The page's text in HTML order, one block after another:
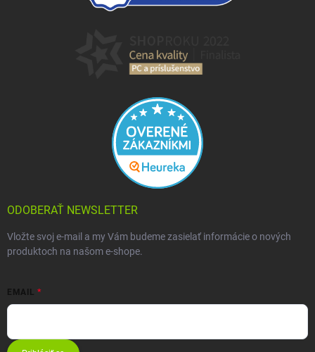
ODOBERAŤ NEWSLETTER
Vložte svoj e-mail a my Vám budeme zasielať informácie o nových
produktoch na našom e-shope.
EMAIL